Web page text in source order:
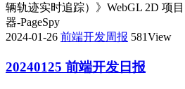
辆轨迹实时追踪）》WebGL 2D 项
器-PageSpy
2024-01-26 前端开发周报 581View
20240125 前端开发日报